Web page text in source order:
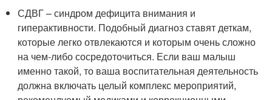
СДВГ – синдром дефицита внимания и
гиперактивности. Подобный диагноз ставят деткам,
которые легко отвлекаются и которым очень сложно
на чем-либо сосредоточиться. Если ваш малыш
именно такой, то ваша воспитательная деятельность
должна включать целый комплекс мероприятий,